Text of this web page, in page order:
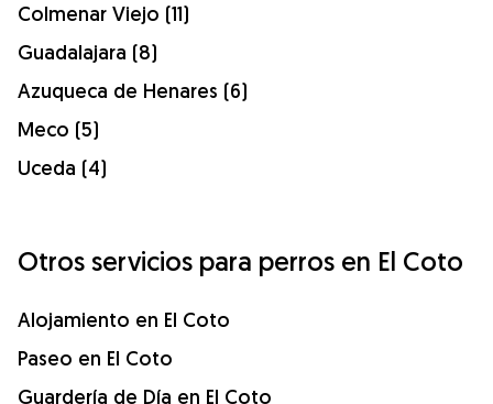
Colmenar Viejo (11)
Guadalajara (8)
Azuqueca de Henares (6)
Meco (5)
Uceda (4)
Otros servicios para perros en El Coto
Alojamiento en El Coto
Paseo en El Coto
Guardería de Día en El Coto